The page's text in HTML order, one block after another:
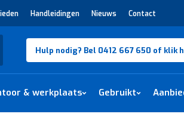
Handleidingen Nieuws Contact
Hulp nodig? Bel 0412 667 650 of klik
& werkplaats Gebruikt